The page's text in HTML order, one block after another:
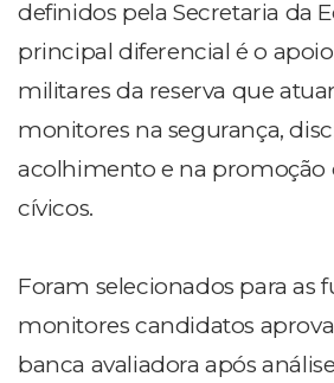
definidos pela Secretaria da
principal diferencial é o
militares da reserva que
monitores na segurança,
acolhimento e na promoção
cívicos.
Foram selecionados para as
monitores candidatos
banca avaliadora após